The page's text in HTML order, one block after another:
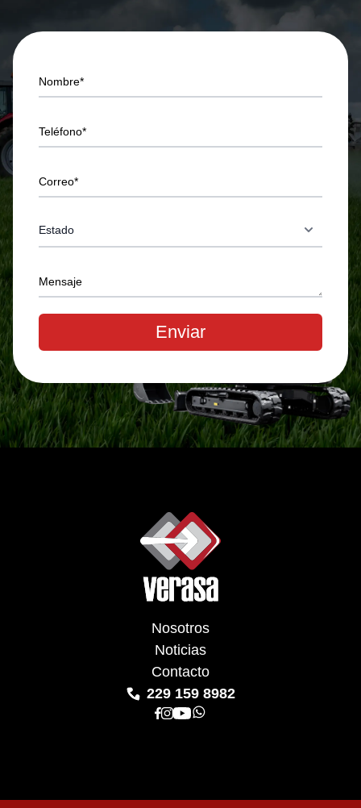
Nombre*
Teléfono*
Correo*
Mensaje
Enviar
229 159 8982
Nosotros
Noticias
Contacto